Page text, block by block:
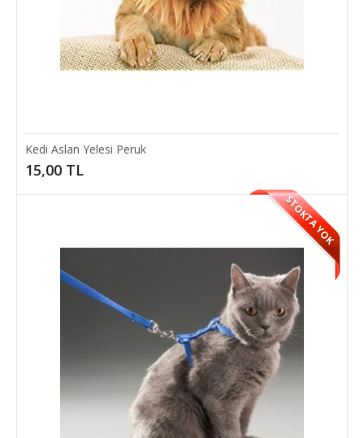
Köpeklerin vazgeçilmez oyuncağı , pet hamburger.Vinil yumuşak
malzemeden imal edilmiş hamburger şekl..
4,00 TL
SEPETE EKLE
Kedi Aslan Yelesi Peruk
15,00 TL
STOKTA YOK